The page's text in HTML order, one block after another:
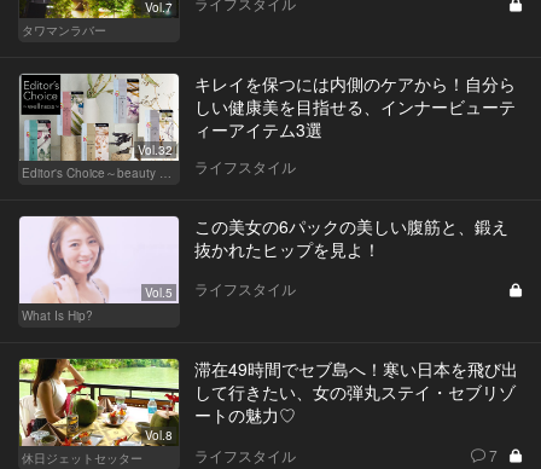
Vol.7
タワマンラバー
Vol.32
Editor's Choice～beauty & wellness～
キレイを保つには内側のケアから！自分ら
しい健康美を目指せる、インナービューテ
ィーアイテム3選
ライフスタイル
Vol.5
What Is Hip?
この美女の6パックの美しい腹筋と、鍛え
抜かれたヒップを見よ！
ライフスタイル
Vol.8
休日ジェットセッター
滞在49時間でセブ島へ！寒い日本を飛び出
して行きたい、女の弾丸ステイ・セブリゾ
ートの魅力♡
ライフスタイル 7